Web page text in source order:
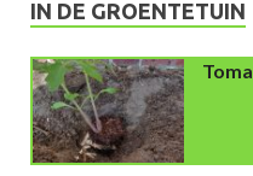
IN DE GROENTETUIN